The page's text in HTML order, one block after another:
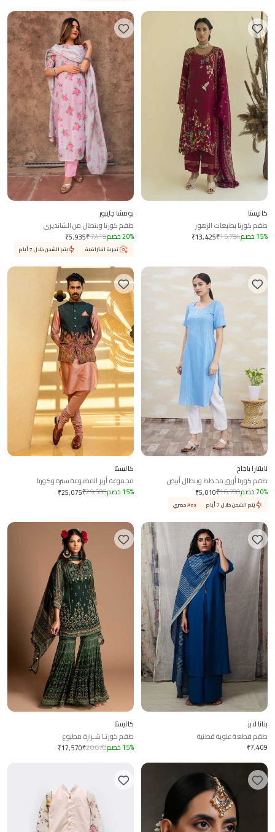
كاليستا
طقم كورتا بطبعات الزهور
₹13,425₹15,794 15% خصم
بومشا جايبور
طقم كورتا وبنطال من الشانديري
₹5,935₹7,419 20% خصم
تجربة افتراضية يتم الشحن خلال 7 أيام
ناينتارا باجاج
طقم كورتا أزرق مخطط وبنطال أبيض
₹5,010₹16,700 70% خصم
يتم الشحن خلال 7 أيام Azaحصري
كاليستا
مجموعة أريز المطبوعة سترة وكورتا
₹25,075₹29,500 15% خصم
بنانا لابز
طقم قطعة علوية قطنية
₹7,409
كاليستا
طقم كورتـا شـرارة مطبوع
₹17,570₹20,670 15% خصم